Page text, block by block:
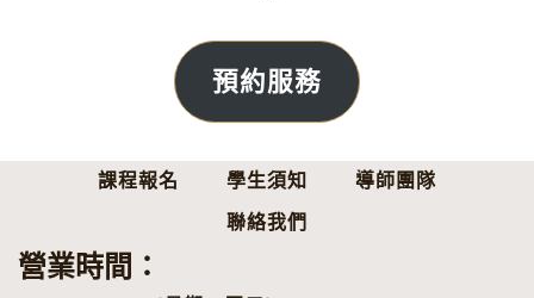
預約服務
課程報名 學生須知
導師團隊
聯絡我們
營業時間：